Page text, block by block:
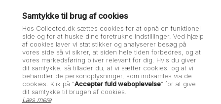
Samtykke til brug af cookies
Hos Collected.dk sættes cookies for at opnå en funktionel
side og for at huske dine foretrukne indstillinger. Ved hjælp
af cookies laver vi statistikker og analyserer besøg på
vores side så vi sikrer, at siden hele tiden forbedres, og at
vores markedsføring bliver relevant for dig. Hvis du giver
dit samtykke, så tillader du, at vi sætter cookies, og at vi
behandler de personoplysninger, som indsamles via de
cookies. Klik på "Accepter fuld weboplevelse" for at give
dit samtykke til brugen af cookies.
Læs mere
På lager-Lev. 1-2 hverdage
Beskrivelse Specifikationer
Velourbånd med vedhæng i sølv
Det smukke Nora Pendant fra Trine Tuxen med det smukke